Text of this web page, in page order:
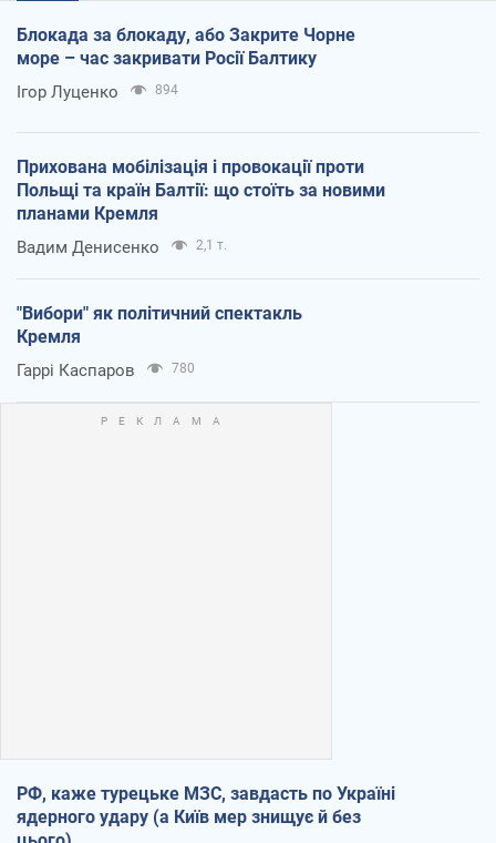
Блокада за блокаду, або Закрите Чорне
море – час закривати Росії Балтику
Ігор Луценко 894
Прихована мобілізація і провокації проти
Польщі та країн Балтії: що стоїть за новими
планами Кремля
Вадим Денисенко 2,1 т.
"Вибори" як політичний спектакль
Кремля
Гаррі Каспаров 780
РФ, каже турецьке МЗС, завдасть по Україні
ядерного удару (а Київ мер знищує й без